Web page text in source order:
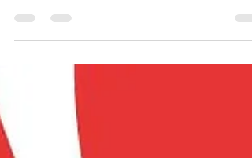
SACI, empresa española con más de 80 años